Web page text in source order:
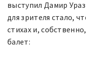
выступил Дамир
для зрителя стало,
стихах и,
балет: